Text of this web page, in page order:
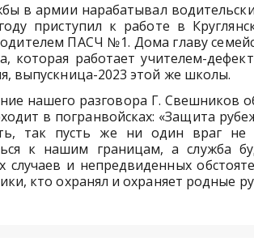
в армии нарабатывал
приступил к работе в
ПАСЧ №1. Дома главу
которая работает учителем-
выпускница-2023 этой же школы.
нашего разговора Г. Свешников
в погранвойсках: «Защита
так пусть же ни один враг
к нашим границам, а служба
случаев и непредвиденных
кто охранял и охраняет родные